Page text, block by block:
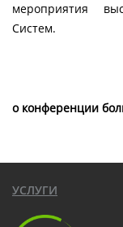
мероприятия
Систем.
о конференции
УСЛУГИ